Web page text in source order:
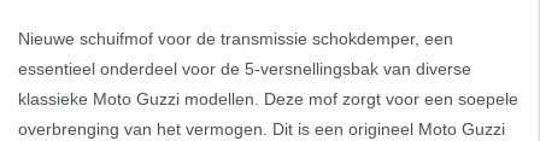
Nieuwe schuifmof voor de transmissie schokdemper, een
essentieel onderdeel voor de 5-versnellingsbak van diverse
klassieke Moto Guzzi modellen. Deze mof zorgt voor een soepele
overbrenging van het vermogen. Dit is een origineel Moto Guzzi